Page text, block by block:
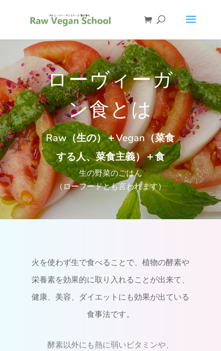
ローヴィーガ
ン食とは
Raw（生の）＋Vegan（菜食
する人、菜食主義）＋食
生の野菜のごはん
（ローフードとも言われます）
火を使わず生で食べることで、植物の酵素や
栄養素を効果的に取り入れることが出来て、
健康、美容、ダイエットにも効果が出ている
食事法です。
酵素以外にも熱に弱いビタミンや、